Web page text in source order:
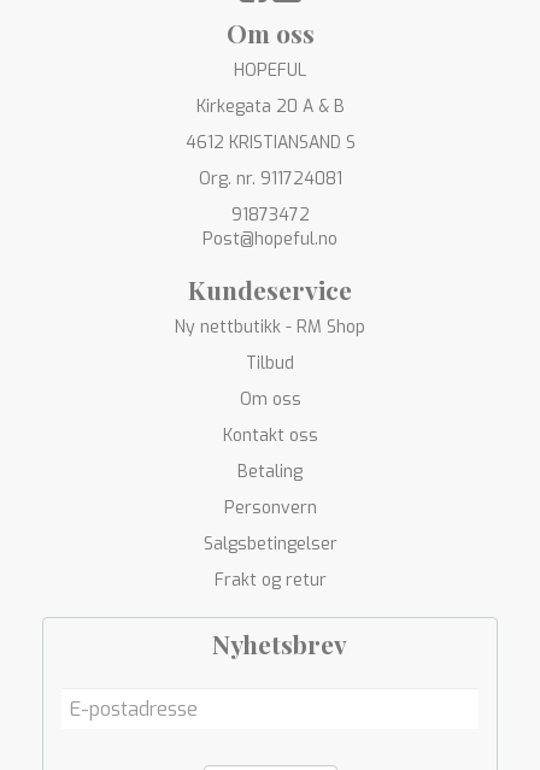
Om oss
HOPEFUL
Kirkegata 20 A & B
4612 KRISTIANSAND S
Org. nr. 911724081
91873472
Post@hopeful.no
Kundeservice
Ny nettbutikk - RM Shop
Tilbud
Om oss
Kontakt oss
Betaling
Personvern
Salgsbetingelser
Frakt og retur
Nyhetsbrev